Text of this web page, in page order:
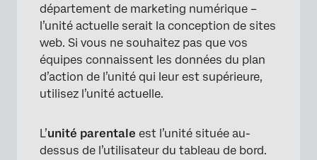
département de marketing numérique –
l’unité actuelle serait la conception de sites
web. Si vous ne souhaitez pas que vos
équipes connaissent les données du plan
d’action de l’unité qui leur est supérieure,
utilisez l’unité actuelle.
L’unité parentale est l’unité située au-
dessus de l’utilisateur du tableau de bord.